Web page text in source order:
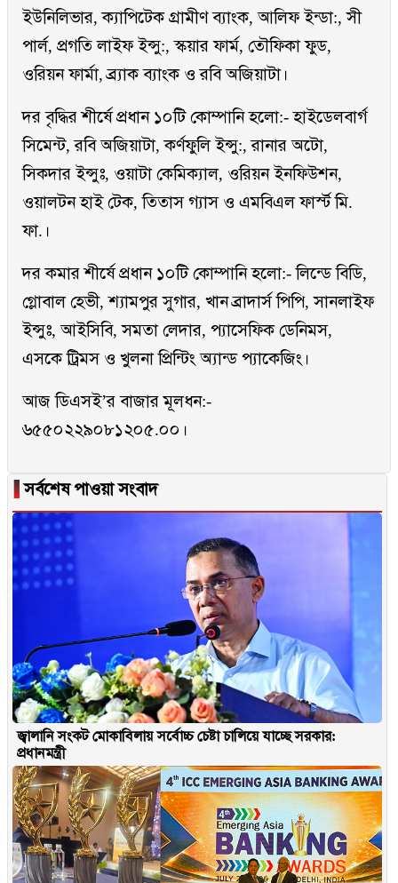
ইউনিলিভার, ক্যাপিটেক গ্রামীণ ব্যাংক, আলিফ ইন্ডা:, সী
পার্ল, প্রগতি লাইফ ইন্সু:, স্কয়ার ফার্ম, তৌফিকা ফুড,
ওরিয়ন ফার্মা, ব্র্যাক ব্যাংক ও রবি অজিয়াটা।
দর বৃদ্ধির শীর্ষে প্রধান ১০টি কোম্পানি হলো:- হাইডেলবার্গ
সিমেন্ট, রবি অজিয়াটা, কর্ণফুলি ইন্সু:, রানার অটো,
সিকদার ইন্সুঃ, ওয়াটা কেমিক্যাল, ওরিয়ন ইনফিউশন,
ওয়ালটন হাই টেক, তিতাস গ্যাস ও এমবিএল ফার্স্ট মি.
ফা.।
দর কমার শীর্ষে প্রধান ১০টি কোম্পানি হলো:- লিন্ডে বিডি,
গ্লোবাল হেভী, শ্যামপুর সুগার, খান ব্রাদার্স পিপি, সানলাইফ
ইন্সুঃ, আইসিবি, সমতা লেদার, প্যাসেফিক ডেনিমস,
এসকে ট্রিমস ও খুলনা প্রিন্টিং অ্যান্ড প্যাকেজিং।
আজ ডিএসই’র বাজার মূলধন:-
৬৫৫০২২৯০৮১২০৫.০০।
▐সর্বশেষ পাওয়া সংবাদ
জ্বালানি সংকট মোকাবিলায় সর্বোচ্চ চেষ্টা চালিয়ে যাচ্ছে সরকার:
প্রধানমন্ত্রী